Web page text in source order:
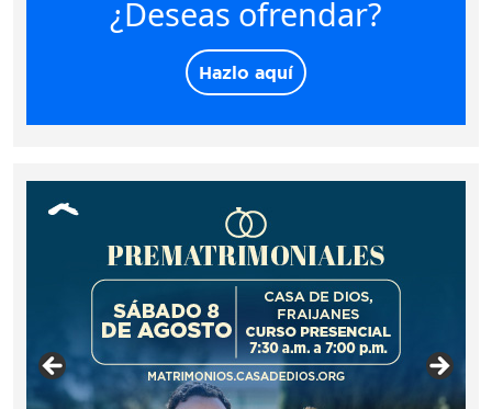
¿Deseas ofrendar?
Hazlo aquí